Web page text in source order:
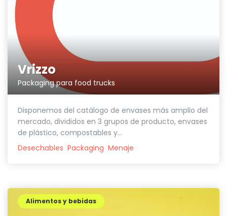
Vrizzo
Packaging para food trucks
Disponemos del catálogo de envases más amplio del
mercado, divididos en 3 grupos de producto, envases
de plástico, compostables y...
Desechables Packaging Menaje
Alimentos y bebidas